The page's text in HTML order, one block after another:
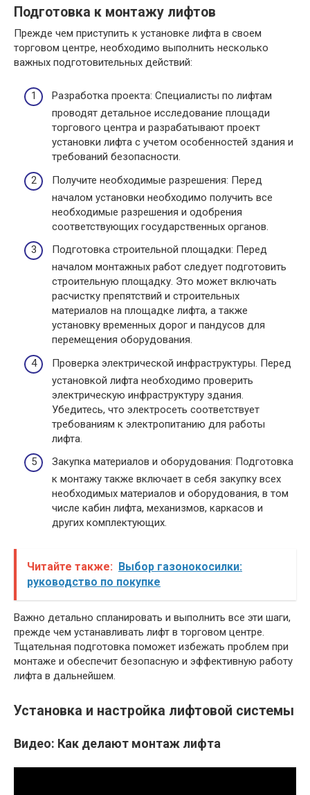
Подготовка к монтажу лифтов
Прежде чем приступить к установке лифта в своем
торговом центре, необходимо выполнить несколько
важных подготовительных действий:
Разработка проекта: Специалисты по лифтам
проводят детальное исследование площади
торгового центра и разрабатывают проект
установки лифта с учетом особенностей здания и
требований безопасности.
Получите необходимые разрешения: Перед
началом установки необходимо получить все
необходимые разрешения и одобрения
соответствующих государственных органов.
Подготовка строительной площадки: Перед
началом монтажных работ следует подготовить
строительную площадку. Это может включать
расчистку препятствий и строительных
материалов на площадке лифта, а также
установку временных дорог и пандусов для
перемещения оборудования.
Проверка электрической инфраструктуры. Перед
установкой лифта необходимо проверить
электрическую инфраструктуру здания.
Убедитесь, что электросеть соответствует
требованиям к электропитанию для работы
лифта.
Закупка материалов и оборудования: Подготовка
к монтажу также включает в себя закупку всех
необходимых материалов и оборудования, в том
числе кабин лифта, механизмов, каркасов и
других комплектующих.
Читайте также: Выбор газонокосилки:
руководство по покупке
Важно детально спланировать и выполнить все эти шаги,
прежде чем устанавливать лифт в торговом центре.
Тщательная подготовка поможет избежать проблем при
монтаже и обеспечит безопасную и эффективную работу
лифта в дальнейшем.
Установка и настройка лифтовой системы
Видео: Как делают монтаж лифта